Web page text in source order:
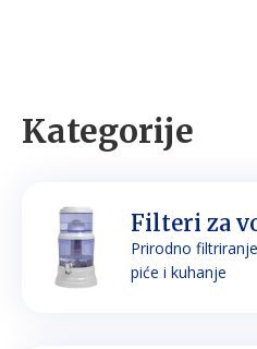
Kategorije
Filteri za
Prirodno
piće i kuhanje